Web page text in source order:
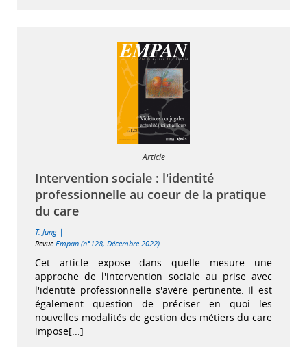
Article
Intervention sociale : l'identité
professionnelle au coeur de la pratique
du care
T. Jung |
Revue Empan (n°128, Décembre 2022)
Cet article expose dans quelle mesure une
approche de l'intervention sociale au prise avec
l'identité professionnelle s'avère pertinente. Il est
également question de préciser en quoi les
nouvelles modalités de gestion des métiers du care
impose[...]